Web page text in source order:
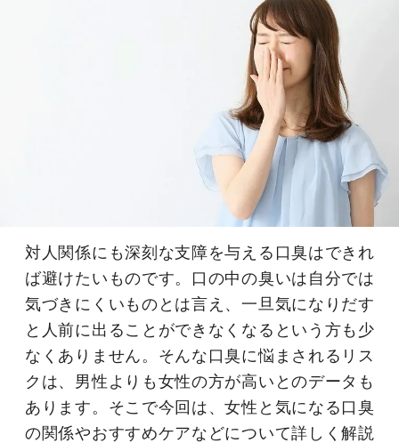
対人関係にも深刻な支障を与える口臭はできれ
ば避けたいものです。口の中の臭いは自分では
気づきにくいものとは言え、一旦気になりだす
と人前に出ることができなくなるという方も少
なくありません。そんな口臭に悩まされるリス
クは、男性よりも女性の方が高いとのデータも
あります。そこで今回は、女性と気になる口臭
の関係やおすすめケアなどについて詳しく解説